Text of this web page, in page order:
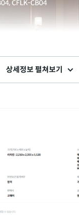
상세정보 펼쳐보기